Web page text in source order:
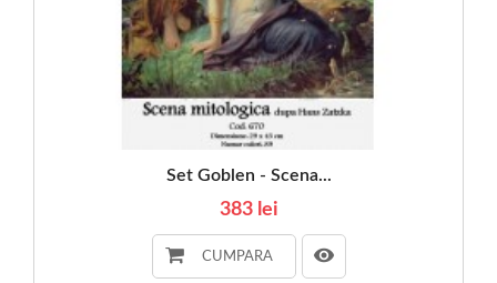
Set Goblen - Scena...
383 lei
CUMPARA